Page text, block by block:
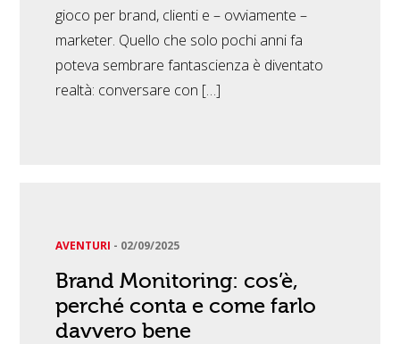
gioco per brand, clienti e – ovviamente –
marketer. Quello che solo pochi anni fa
poteva sembrare fantascienza è diventato
realtà: conversare con […]
AVENTURI - 02/09/2025
Brand Monitoring: cos’è,
perché conta e come farlo
davvero bene